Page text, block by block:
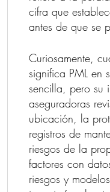
cifra que
antes de que se
Curiosamente,
significa PML en
sencilla, pero su
aseguradoras
ubicación, la
registros de
riesgos de la
factores con
riesgos y